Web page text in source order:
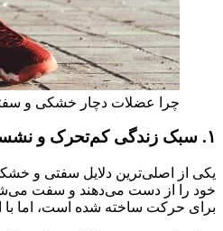
چرا عضلات دچار خشکی و
۱. سبک زندگی کم‌تحرک و نشستن طولانی‌مدت
یکی از اصلی‌ترین دلایل سفتی و
خود را از دست می‌دهند و سفت
برای حرکت ساخته شده است، اما